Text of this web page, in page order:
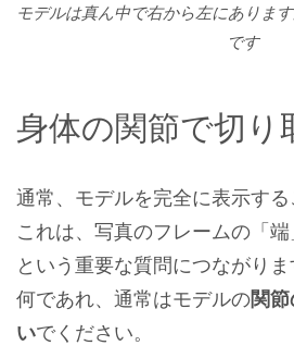
モデルは真ん中で右から左にありま
です
身体の関節で切り
通常、モデルを完全に表示する
これは、 写真のフレームの「
という重要な質問につながり
何であれ、通常はモデルの関
いでください。